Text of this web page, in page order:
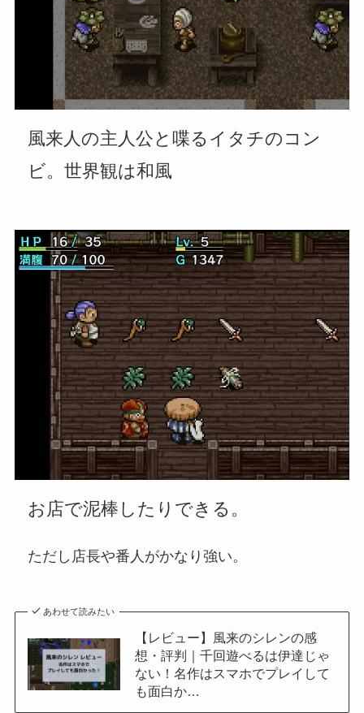
風来人の主人公と喋るイタチのコン
ビ。世界観は和風
お店で泥棒したりできる。
ただし店長や番人がかなり強い。
あわせて読みたい
【レビュー】風来のシレンの感
想・評判｜千回遊べるは伊達じゃ
ない！名作はスマホでプレイして
も面白か…